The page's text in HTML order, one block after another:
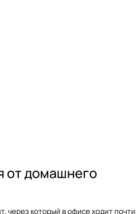
от домашнего
через который в офисе ходит почти